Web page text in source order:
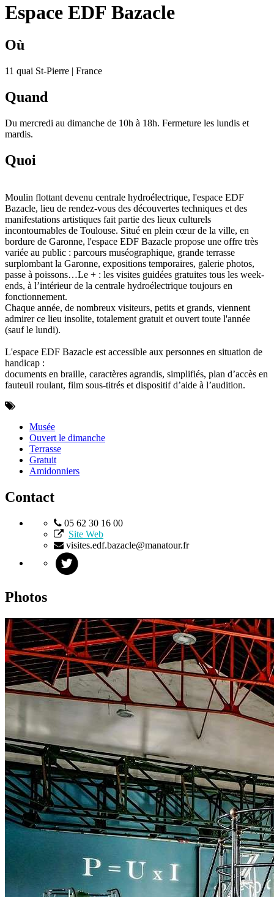
Espace EDF Bazacle
Où
11 quai St-Pierre | France
Quand
Du mercredi au dimanche de 10h à 18h. Fermeture les lundis et
mardis.
Quoi
Moulin flottant devenu centrale hydroélectrique, l'espace EDF
Bazacle, lieu de rendez-vous des découvertes techniques et des
manifestations artistiques fait partie des lieux culturels
incontournables de Toulouse. Situé en plein cœur de la ville, en
bordure de Garonne, l'espace EDF Bazacle propose une offre très
variée au public : parcours muséographique, grande terrasse
surplombant la Garonne, expositions temporaires, galerie photos,
passe à poissons…Le + : les visites guidées gratuites tous les week-
ends, à l’intérieur de la centrale hydroélectrique toujours en
fonctionnement.
Chaque année, de nombreux visiteurs, petits et grands, viennent
admirer ce lieu insolite, totalement gratuit et ouvert toute l'année
(sauf le lundi).
L'espace EDF Bazacle est accessible aux personnes en situation de
handicap :
documents en braille, caractères agrandis, simplifiés, plan d’accès en
fauteuil roulant, film sous-titrés et dispositif d’aide à l’audition.
Musée
Ouvert le dimanche
Terrasse
Gratuit
Amidonniers
Contact
05 62 30 16 00
Site Web
visites.edf.bazacle@manatour.fr
Photos